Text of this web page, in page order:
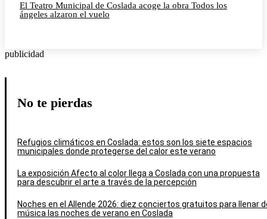
El Teatro Municipal de Coslada acoge la obra Todos los
ángeles alzaron el vuelo
publicidad
No te pierdas
Refugios climáticos en Coslada: estos son los siete espacios
municipales donde protegerse del calor este verano
La exposición Afecto al color llega a Coslada con una propuesta
para descubrir el arte a través de la percepción
Noches en el Allende 2026: diez conciertos gratuitos para llenar
música las noches de verano en Coslada